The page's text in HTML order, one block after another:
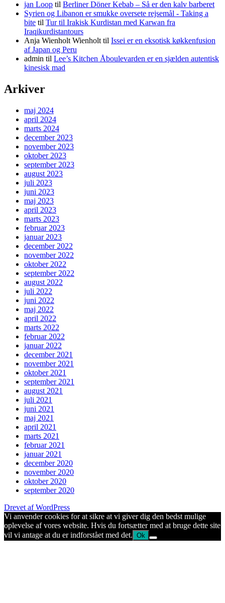
jan Loop til Berliner Döner Kebab – Så er den kalv barberet
Syrien og Libanon er smukke oversete rejsemål - Taking a
bite til Tur til Irakisk Kurdistan med Karwan fra
Iraqikurdistantours
Anja Wienholt Wienholt til Issei er en eksotisk køkkenfusion
af Japan og Peru
admin til Lee’s Kitchen Åboulevarden er en sjælden autentisk
kinesisk mad
Arkiver
maj 2024
april 2024
marts 2024
december 2023
november 2023
oktober 2023
september 2023
august 2023
juli 2023
juni 2023
maj 2023
april 2023
marts 2023
februar 2023
januar 2023
december 2022
november 2022
oktober 2022
september 2022
august 2022
juli 2022
juni 2022
maj 2022
april 2022
marts 2022
februar 2022
januar 2022
december 2021
november 2021
oktober 2021
september 2021
august 2021
juli 2021
juni 2021
maj 2021
april 2021
marts 2021
februar 2021
januar 2021
december 2020
november 2020
oktober 2020
september 2020
Drevet af WordPress
Vi anvender cookies for at sikre at vi giver dig den bedst mulige
oplevelse af vores website. Hvis du fortsætter med at bruge dette site
vil vi antage at du er indforstået med det. Ok